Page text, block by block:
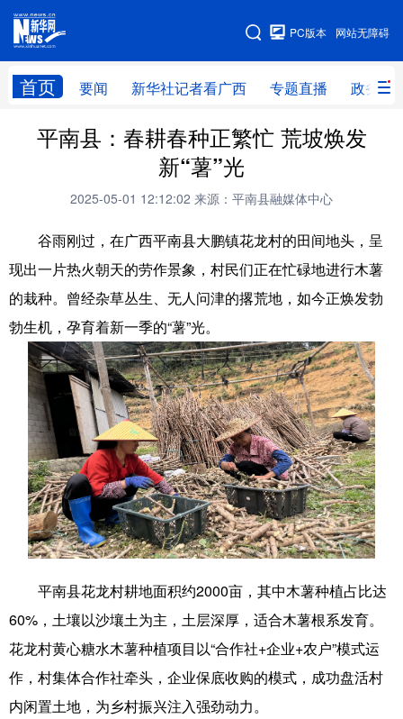
网站无障碍
PC版本
首页 要闻 新华社记者看广西 专题直播 政务信
网站地图
广西频道
新华社记者 专题直播
新华网导航
学习进行时 高层
国际 财经 网评 港澳
台湾 思客智库 全球连线 教育
科技 科普 体育 文化
健康 军事 访谈 视频
图片 中央文件 金融 汽车
食品 人居 信息化 乡村振兴
溯源中国 城市 旅游 能源
会展 彩票 娱乐 时尚
悦读 公益 书画 一带一路
亚太网 上市公司 文化产业
平南县：春耕春种正繁忙 荒坡焕发
新“薯”光
2025-05-01 12:12:02 来源：平南县融媒体中心
谷雨刚过，在广西平南县大鹏镇花龙村的田间地头，呈
现出一片热火朝天的劳作景象，村民们正在忙碌地进行木薯
的栽种。曾经杂草丛生、无人问津的撂荒地，如今正焕发勃
勃生机，孕育着新一季的“薯”光。
平南县花龙村耕地面积约2000亩，其中木薯种植占比达
60%，土壤以沙壤土为主，土层深厚，适合木薯根系发育。
花龙村黄心糖水木薯种植项目以“合作社+企业+农户”模式运
作，村集体合作社牵头，企业保底收购的模式，成功盘活村
内闲置土地，为乡村振兴注入强劲动力。